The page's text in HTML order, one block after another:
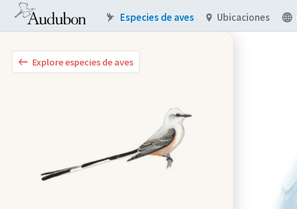
Explore especies de aves
Especies de aves Ubicaciones